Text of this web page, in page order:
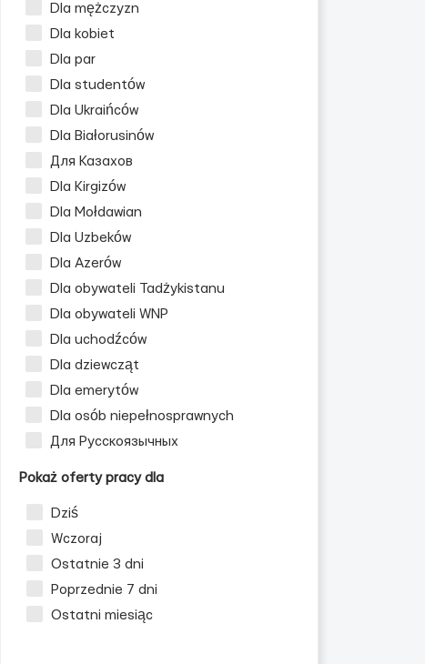
Dla mężczyzn
Dla kobiet
Dla par
Dla studentów
Dla Ukraińców
Dla Białorusinów
Для Казахов
Dla Kirgizów
Dla Mołdawian
Dla Uzbeków
Dla Azerów
Dla obywateli Tadżykistanu
Dla obywateli WNP
Dla uchodźców
Dla dziewcząt
Dla emerytów
Dla osób niepełnosprawnych
Для Русскоязычных
Pokaż oferty pracy dla
Dziś
Wczoraj
Ostatnie 3 dni
Poprzednie 7 dni
Ostatni miesiąc